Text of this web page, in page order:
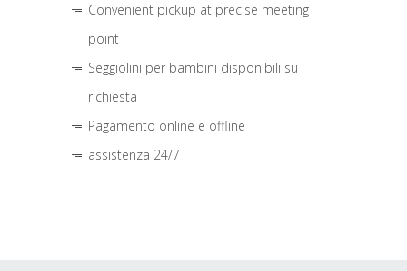
Convenient pickup at precise meeting
point
Seggiolini per bambini disponibili su
richiesta
Pagamento online e offline
assistenza 24/7